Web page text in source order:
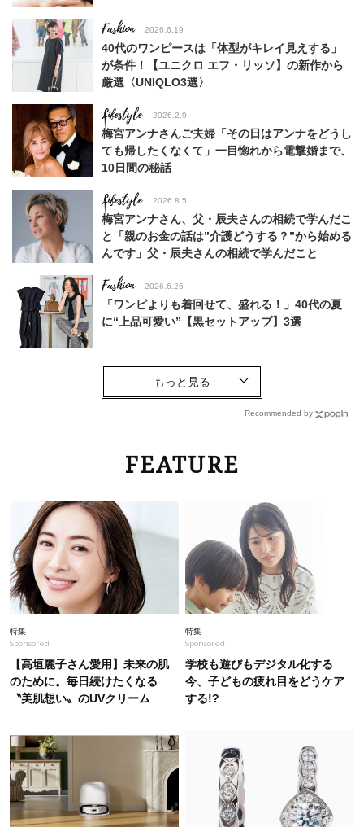
Fashion 2026.6.19
40代のワンピースは「体型がキレイ見えする」
が条件！【ユニクロ エフ・リッソ】の新作から
厳選〈UNIQLO3選〉
Lifestyle 2026.2.9
梅宮アンナさんご夫婦「その日はアンナをどうし
ても帰したくなくて」一目惚れから電撃婚まで、
10日間の秘話
Lifestyle 2026.8.5
梅宮アンナさん、父・辰夫さんの相続で学んだこ
と「親のお金の話は”介護どうする？”から始める
んです」父・辰夫さんの相続で学んだこと
Fashion 2026.6.26
「ワンピよりも着回せて、盛れる！」40代の夏
に“上品可愛い”【黒セットアップ】3選
Fashion
【上品トップス×ワイドパンツ】夏のつくりおき
コーデで木曜はムリせず乗りきる！
Fashion 2026.7.31
「それ、ユニクロなの？」大草直子さんが40代
キレイ見え
Fashion
黒より断然垢抜ける！40代の夏ワンピは【ネイ
ビー】が正解！着回しコーデ３
2025.10.8
松村未央アナウンサー（39）夫・陣内智則さん
のスケジュールは「信頼関係もあるので特に聞き
ません」
40代は「ゆるく絞る」がキレイ見えの正解！ウ
エスト調整自在な【ドロストワンピ】4選
Fashion 2026.8.4
40代、体形がキレイ見えする【上品オールイン
Recommended by
FEATURE
特集
Sponsored
【高垣麗子さん愛用】未来の肌
のために。毎日続けたくなる
〝美肌想い〟のUVクリーム
特集
Sponsored
学校も遊びもデジタル化する
今、子どもの疲れ目をどうケア
する!?